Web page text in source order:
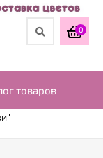
0
товаров